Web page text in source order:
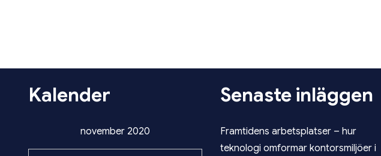
Kalender
november 2020
Senaste inläggen
Framtidens arbetsplatser – hur
teknologi omformar kontorsmiljöer i